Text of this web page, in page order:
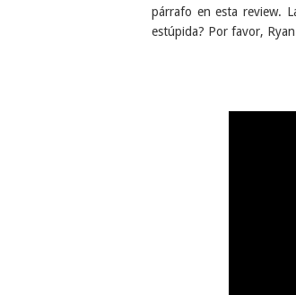
párrafo en esta review.
estúpida? Por favor,